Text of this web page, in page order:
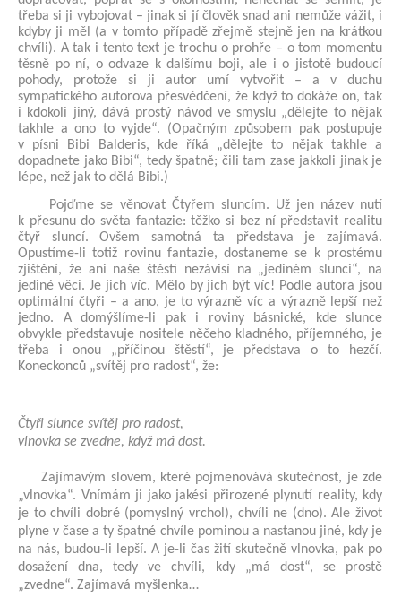
třeba si ji vybojovat – jinak si jí člověk snad ani nemůže vážit, i
kdyby ji měl (a v tomto případě zřejmě stejně jen na krátkou
chvíli). A tak i tento text je trochu o prohře – o tom momentu
těsně po ní, o odvaze k dalšímu boji, ale i o jistotě budoucí
pohody, protože si ji autor umí vytvořit – a v duchu
sympatického autorova přesvědčení, že když to dokáže on, tak
i kdokoli jiný, dává prostý návod ve smyslu „dělejte to nějak
takhle a ono to vyjde“. (Opačným způsobem pak postupuje
v písni Bibi Balderis, kde říká „dělejte to nějak takhle a
dopadnete jako Bibi“, tedy špatně; čili tam zase jakkoli jinak je
lépe, než jak to dělá Bibi.)
Pojďme se věnovat Čtyřem sluncím. Už jen název nutí
k přesunu do světa fantazie: těžko si bez ní představit realitu
čtyř sluncí. Ovšem samotná ta představa je zajímavá.
Opustíme-li totiž rovinu fantazie, dostaneme se k prostému
zjištění, že ani naše štěstí nezávisí na „jediném slunci“, na
jediné věci. Je jich víc. Mělo by jich být víc! Podle autora jsou
optimální čtyři – a ano, je to výrazně víc a výrazně lepší než
jedno. A domýšlíme-li pak i roviny básnické, kde slunce
obvykle představuje nositele něčeho kladného, příjemného, je
třeba i onou „příčinou štěstí“, je představa o to hezčí.
Koneckonců „svítěj pro radost“, že:
Čtyři slunce svítěj pro radost,
vlnovka se zvedne, když má dost.
Zajímavým slovem, které pojmenovává skutečnost, je zde
„vlnovka“. Vnímám ji jako jakési přirozené plynutí reality, kdy
je to chvíli dobré (pomyslný vrchol), chvíli ne (dno). Ale život
plyne v čase a ty špatné chvíle pominou a nastanou jiné, kdy je
na nás, budou-li lepší. A je-li čas žití skutečně vlnovka, pak po
dosažení dna, tedy ve chvíli, kdy „má dost“, se prostě
„zvedne“. Zajímavá myšlenka…